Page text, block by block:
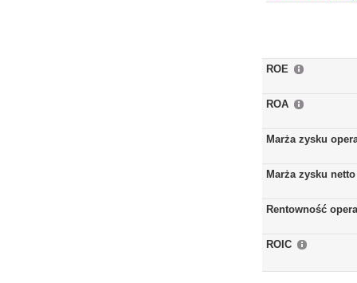
ROE
ROA
Marża zysku
Marża zysku netto
Rentowność
ROIC